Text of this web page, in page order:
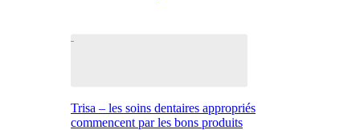
Trisa – les soins dentaires appropriés
commencent par les bons produits